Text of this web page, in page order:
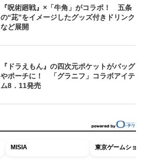
『呪術廻戦』×「牛角」がコラボ！ 五条
の“茈”をイメージしたグッズ付きドリンク
など展開
『ドラえもん』の四次元ポケットがバッグ
やポーチに！ 「グラニフ」コラボアイテ
ム8．11発売
MISIA 東京ゲームショ